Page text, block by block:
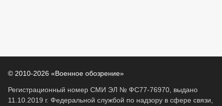
© 2010-2026 «Военное обозрение»
Регистрационный номер СМИ ЭЛ № ФС77-76970, выдано
11.10.2019 г. Федеральной службой по надзору в сфере связи,